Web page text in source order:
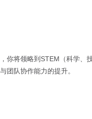
你将领略到STEM（科学、
团队协作能力的提升。